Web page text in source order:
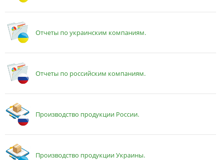
Отчеты по украинским компаниям.
Отчеты по российским компаниям.
Производство продукции России.
Производство продукции Украины.